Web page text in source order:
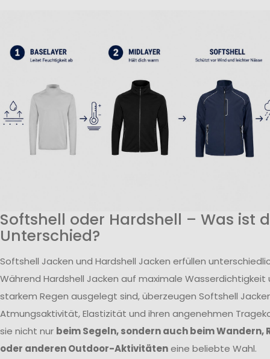
Softshell oder Hardshell – Was ist
Unterschied?
Softshell Jacken und Hardshell Jacken erfüllen
Während Hardshell Jacken auf maximale Wasserdichtigkeit
starkem Regen ausgelegt sind, überzeugen Softshell
Atmungsaktivität, Elastizität und ihren angenehmen
sie nicht nur beim Segeln, sondern auch beim Wandern,
oder anderen Outdoor-Aktivitäteneine beliebte Wahl.